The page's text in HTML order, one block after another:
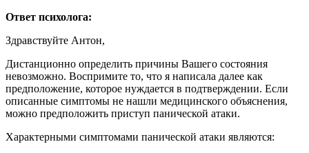
Ответ психолога:
Здравствуйте Антон,
Дистанционно определить причины Вашего состояния
невозможно. Воспримите то, что я написала далее как
предположение, которое нуждается в подтверждении. Если
описанные симптомы не нашли медицинского объяснения,
можно предположить приступ панической атаки.
Характерными симптомами панической атаки являются: